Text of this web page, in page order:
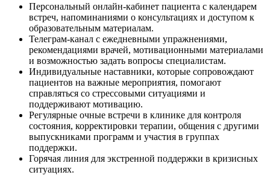
Персональный онлайн-кабинет пациента с календарем
встреч, напоминаниями о консультациях и доступом к
образовательным материалам.
Телеграм-канал с ежедневными упражнениями,
рекомендациями врачей, мотивационными материалами
и возможностью задать вопросы специалистам.
Индивидуальные наставники, которые сопровождают
пациентов на важные мероприятия, помогают
справляться со стрессовыми ситуациями и
поддерживают мотивацию.
Регулярные очные встречи в клинике для контроля
состояния, корректировки терапии, общения с другими
выпускниками программ и участия в группах
поддержки.
Горячая линия для экстренной поддержки в кризисных
ситуациях.